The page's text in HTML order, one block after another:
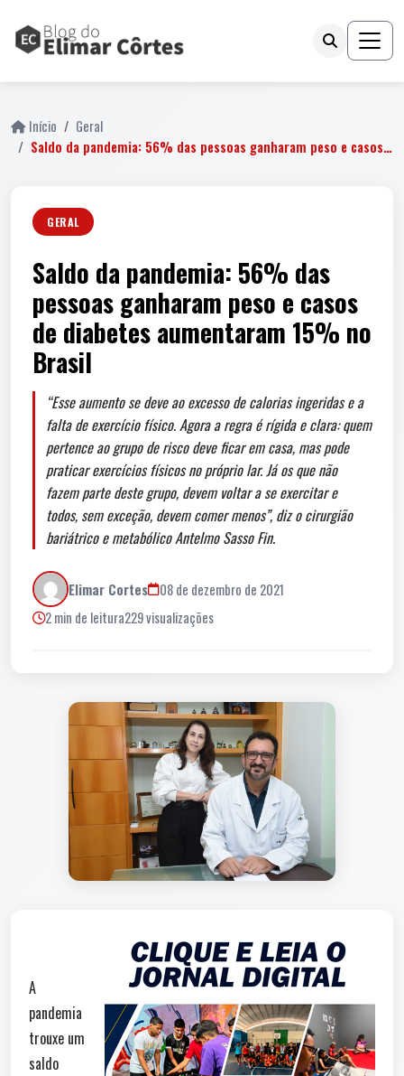
Início
Geral
Saldo da pandemia: 56% das pessoas ganharam peso e casos…
GERAL
Saldo da pandemia: 56% das
pessoas ganharam peso e casos
de diabetes aumentaram 15% no
Brasil
“Esse aumento se deve ao excesso de calorias ingeridas e a
falta de exercício físico. Agora a regra é rígida e clara: quem
pertence ao grupo de risco deve ficar em casa, mas pode
praticar exercícios físicos no próprio lar. Já os que não
fazem parte deste grupo, devem voltar a se exercitar e
todos, sem exceção, devem comer menos”, diz o cirurgião
bariátrico e metabólico Antelmo Sasso Fin.
Elimar Cortes
08 de dezembro de 2021
2 min de leitura229 visualizações
A
pandemia
trouxe um
saldo